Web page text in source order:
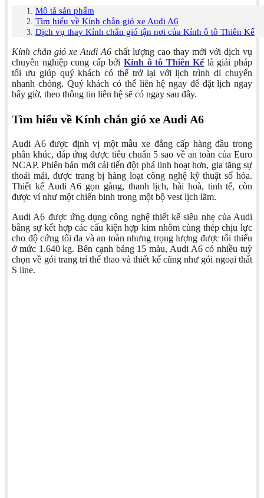
Mô tả sản phẩm
Tìm hiểu về Kính chắn gió xe Audi A6
Dịch vụ thay Kính chắn gió tận nơi của Kính ô tô Thiên Kế
Kính chắn gió xe Audi A6 chất lượng cao thay mới với dịch vụ
chuyên nghiệp cung cấp bởi Kính ô tô Thiên Kếlà giải pháp
tối ưu giúp quý khách có thể trở lại với lịch trình di chuyển
nhanh chóng. Quý khách có thể liên hệ ngay để đặt lịch ngay
bây giờ, theo thông tin liên hệ sẽ có ngay sau đây.
Tìm hiểu về Kính chắn gió xe Audi A6
Audi A6 được định vị một mẫu xe đẳng cấp hàng đầu trong
phân khúc, đáp ứng được tiêu chuẩn 5 sao về an toàn của Euro
NCAP. Phiên bản mới cải tiến đột phá linh hoạt hơn, gia tăng sự
thoải mái, được trang bị hàng loạt công nghệ kỹ thuật số hóa.
Thiết kế Audi A6 gọn gàng, thanh lịch, hài hoà, tinh tế, còn
được ví như một chiến binh trong một bộ vest lịch lãm.
Audi A6 được ứng dụng công nghệ thiết kế siêu nhẹ của Audi
bằng sự kết hợp các cấu kiện hợp kim nhôm cùng thép chịu lực
cho độ cứng tối đa và an toàn nhưng trọng lượng được tối thiểu
ở mức 1.640 kg. Bên cạnh bảng 15 màu, Audi A6 có nhiều tuỳ
chọn về gói trang trí thể thao và thiết kế cũng như gói ngoại thất
S line.